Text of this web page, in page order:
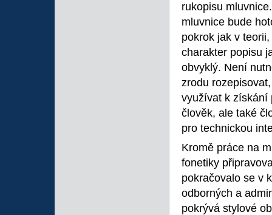
rukopisu
mluvnice bude
pokrok jak v
charakter popisu
obvyklý. Není
zrodu
využívat k získání
člověk, ale také
pro technickou
Kromě práce na
fonetiky
pokračovalo se v
odborných a
pokrývá stylové